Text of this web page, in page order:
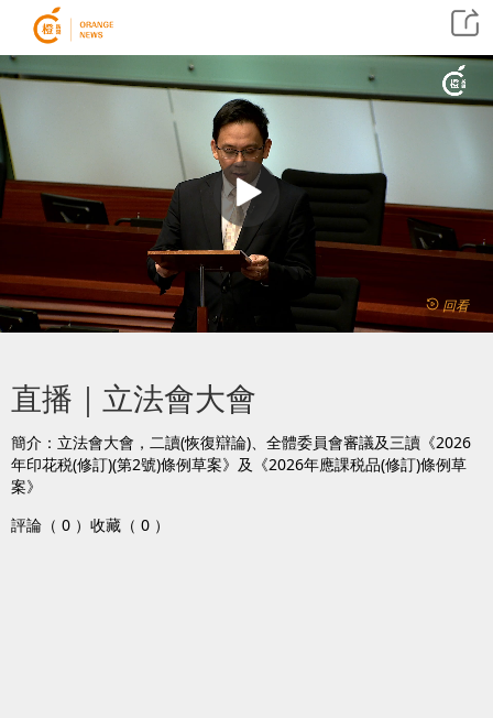
回看
直播｜立法會大會
簡介：立法會大會，二讀(恢復辯論)、全體委員會審議及三讀《2026
年印花税(修訂)(第2號)條例草案》及《2026年應課税品(修訂)條例草
案》
評論（ 0 ） 收藏（ 0 ）